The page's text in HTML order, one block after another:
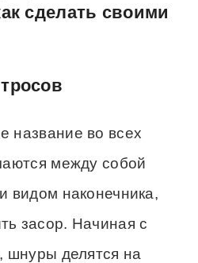
сделать своими
название во всех
между собой
видом наконечника,
засор. Начиная с
шнуры делятся на